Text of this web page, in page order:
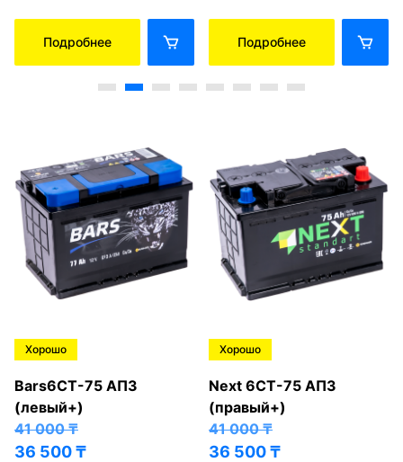
Подробнее Подробнее
Хорошо
Bars6СТ-75 АПЗ
(левый+)
41 000₸
36 500₸
Хорошо
Next 6СТ-75 АПЗ
(правый+)
41 000₸
36 500₸